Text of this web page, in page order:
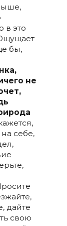
в это
бы,
не
себе,
дайте
свою